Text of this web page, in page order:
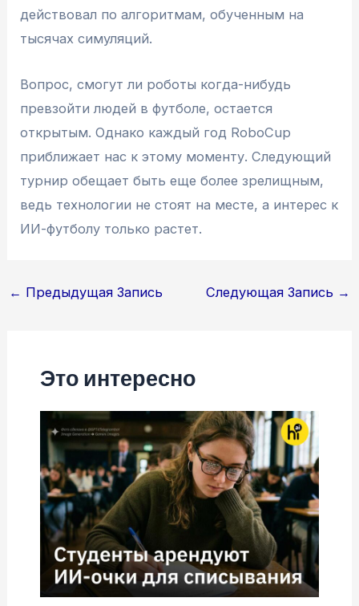
действовал по алгоритмам, обученным на
тысячах симуляций.
Вопрос, смогут ли роботы когда-нибудь
превзойти людей в футболе, остается
открытым. Однако каждый год RoboCup
приближает нас к этому моменту. Следующий
турнир обещает быть еще более зрелищным,
ведь технологии не стоят на месте, а интерес к
ИИ-футболу только растет.
Навигация
← Предыдущая Запись Следующая Запись →
Это интересно